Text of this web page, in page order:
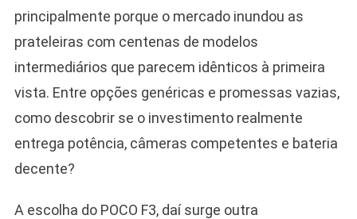
principalmente porque o mercado inundou as
prateleiras com centenas de modelos
intermediários que parecem idênticos à primeira
vista. Entre opções genéricas e promessas vazias,
como descobrir se o investimento realmente
entrega potência, câmeras competentes e bateria
decente?
A escolha do POCO F3, daí surge outra